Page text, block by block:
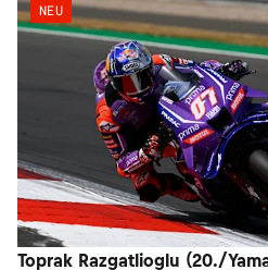
NEU
Toprak Razgatlioglu (20./